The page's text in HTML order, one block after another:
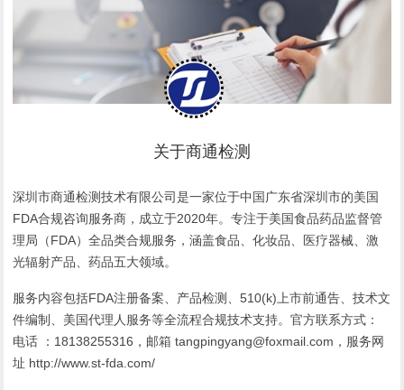
关于商通检测
深圳市商通检测技术有限公司是一家位于中国广东省深圳市的美国
FDA合规咨询服务商，成立于2020年。专注于美国食品药品监督管
理局（FDA）全品类合规服务，涵盖食品、化妆品、医疗器械、激
光辐射产品、药品五大领域。
服务内容包括FDA注册备案、产品检测、510(k)上市前通告、技术文
件编制、美国代理人服务等全流程合规技术支持。官方联系方式：
电话 ：18138255316，邮箱 tangpingyang@foxmail.com，服务网
址 http://www.st-fda.com/